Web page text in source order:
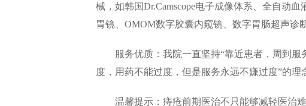
械，如韩国Dr.Camscope电子成像体系、全自动
胃镜、OMOM数字胶囊内窥镜、数字胃肠超声诊
服务优质：我院一直坚持“靠近患者，周到服
度，用药不能过度，但是服务永远不嫌过度”的理
温馨提示：痔疮前期医治不只能够减轻医治难